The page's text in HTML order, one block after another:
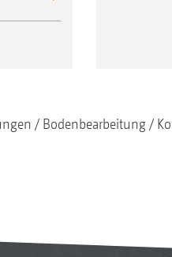
Bodenbearbeitung